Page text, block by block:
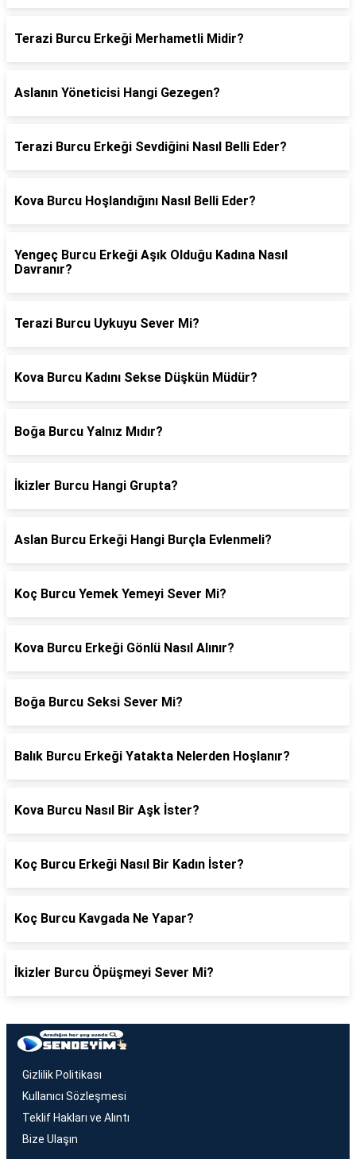
Terazi Burcu Erkeği Merhametli Midir?
Aslanın Yöneticisi Hangi Gezegen?
Terazi Burcu Erkeği Sevdiğini Nasıl Belli Eder?
Kova Burcu Hoşlandığını Nasıl Belli Eder?
Yengeç Burcu Erkeği Aşık Olduğu Kadına Nasıl
Davranır?
Terazi Burcu Uykuyu Sever Mi?
Kova Burcu Kadını Sekse Düşkün Müdür?
Boğa Burcu Yalnız Mıdır?
İkizler Burcu Hangi Grupta?
Aslan Burcu Erkeği Hangi Burçla Evlenmeli?
Koç Burcu Yemek Yemeyi Sever Mi?
Kova Burcu Erkeği Gönlü Nasıl Alınır?
Boğa Burcu Seksi Sever Mi?
Balık Burcu Erkeği Yatakta Nelerden Hoşlanır?
Kova Burcu Nasıl Bir Aşk İster?
Koç Burcu Erkeği Nasıl Bir Kadın İster?
Koç Burcu Kavgada Ne Yapar?
İkizler Burcu Öpüşmeyi Sever Mi?
Gizlilik Politikası
Kullanıcı Sözleşmesi
Teklif Hakları ve Alıntı
Bize Ulaşın